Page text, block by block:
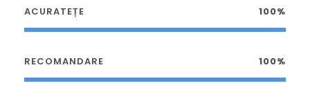
ACURATEȚE 100%
RECOMANDARE 100%